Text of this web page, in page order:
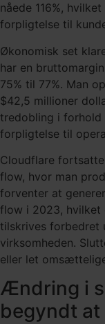
nåede 116%,
forpligtelse til
Økonomisk set
har en
75% til 77%. Man
$42,5 millioner
tredobling i
forpligtelse til
Cloudflare
flow, hvor man
forventer at
flow i 2023, hvilket
tilskrives forbedret
virksomheden.
eller let
Ændring i
begyndt